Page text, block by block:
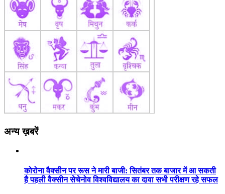
अन्य ख़बरें
कोरोना वैक्सीन पर रूस ने मारी बाजी: सितंबर तक बाजार में आ सकती
है पहली वैक्सीन सेचेनोव विश्वविद्यालय का दावा सभी परीक्षण रहे सफल